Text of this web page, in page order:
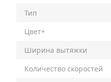
Тип
Цвет+
Ширина вытяжки
Количество скоростей